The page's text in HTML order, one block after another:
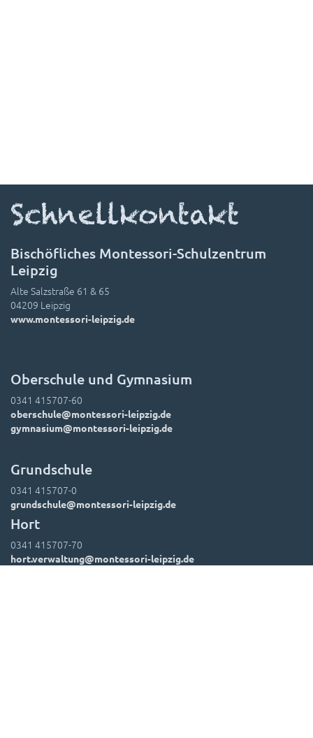
Schnellkontakt
Bischöfliches Montessori-Schulzentrum
Leipzig
Alte Salzstraße 61 & 65
04209 Leipzig
www.montessori-leipzig.de
Oberschule und Gymnasium
0341 415707-60
oberschule@montessori-leipzig.de
gymnasium@montessori-leipzig.de
Grundschule
0341 415707-0
grundschule@montessori-leipzig.de
Hort
0341 415707-70
hort.verwaltung@montessori-leipzig.de